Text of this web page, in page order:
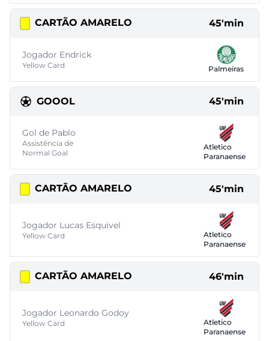
CARTÃO AMARELO 45'min
Jogador Endrick
Yellow Card Palmeiras
GOOOL 45'min
Gol de Pablo
Assistência de
Normal Goal
Atletico
Paranaense
CARTÃO AMARELO 45'min
Jogador Lucas Esquivel
Yellow Card
Atletico
Paranaense
CARTÃO AMARELO 46'min
Jogador Leonardo Godoy
Yellow Card
Atletico
Paranaense